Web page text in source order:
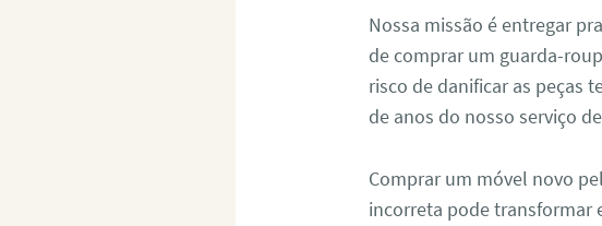
Nossa missão é entregar
de comprar um guarda-
risco de danificar as peças
de anos do nosso serviço de
Comprar um móvel novo
incorreta pode transformar